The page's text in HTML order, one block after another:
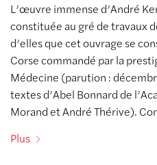
L’œuvre immense d’André
constituée au gré de travaux
d’elles que cet ouvrage se
Corse commandé par la
Médecine (parution :
textes d’Abel Bonnard de
Morand et André Thérive).
Plus